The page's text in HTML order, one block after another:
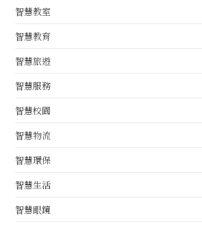
智慧教室
智慧教育
智慧旅遊
智慧服務
智慧校園
智慧物流
智慧環保
智慧生活
智慧眼鏡